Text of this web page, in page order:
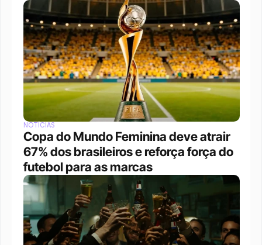
NOTÍCIAS
Copa do Mundo Feminina deve atrair
67% dos brasileiros e reforça força do
futebol para as marcas